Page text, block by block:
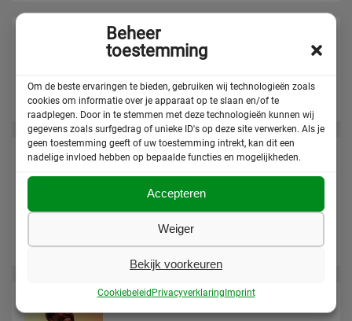
Beheer
toestemming
Om de beste ervaringen te bieden, gebruiken wij technologieën zoals
cookies om informatie over je apparaat op te slaan en/of te
raadplegen. Door in te stemmen met deze technologieën kunnen wij
gegevens zoals surfgedrag of unieke ID's op deze site verwerken. Als je
geen toestemming geeft of uw toestemming intrekt, kan dit een
nadelige invloed hebben op bepaalde functies en mogelijkheden.
Accepteren
Weiger
Bekijk voorkeuren
CookiebeleidPrivacyverklaringImprint
1 augustus 2015
Pride 2015!
30 juni 2015
‘Ik heb geen opleiding,
geen baan, geen geld en
geen toekomst
perspectief’